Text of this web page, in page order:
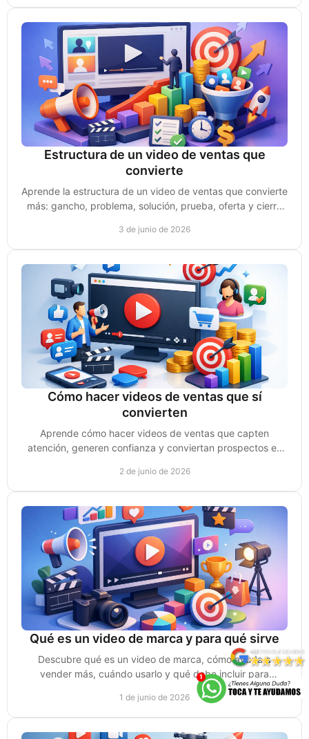
Estructura de un video de ventas que
convierte
Aprende la estructura de un video de ventas que convierte
más: gancho, problema, solución, prueba, oferta y cierre
3 de junio de 2026
Cómo hacer videos de ventas que sí
convierten
Aprende cómo hacer videos de ventas que capten
atención, generen confianza y conviertan prospectos en
2 de junio de 2026
Qué es un video de marca y para qué sirve
Descubre qué es un video de marca, cómo ayuda a
vender más, cuándo usarlo y qué debe incluir para
conectar, diferenciarte y generar confianza.
1 de junio de 2026